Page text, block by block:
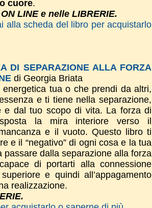
cuore.
LINE e nelle LIBRERIE.
alla scheda del libro per acquistarlo
DI SEPARAZIONE ALLA FORZA
di Georgia Briata
energetica tua o che prendi da altri,
e ti tiene nella separazione,
e dal tuo scopo di vita. La forza di
la mira interiore verso il
e il vuoto. Questo libro ti
e il “negativo” di ogni cosa e la tua
passare dalla separazione alla forza
di portarti alla connessione
e quindi all’appagamento
realizzazione.